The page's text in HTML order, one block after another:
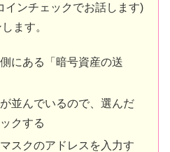
インチェックでお話します)
ます。
にある「暗号資産の送
並んでいるので、選んだ
クする
スクのアドレスを入力す